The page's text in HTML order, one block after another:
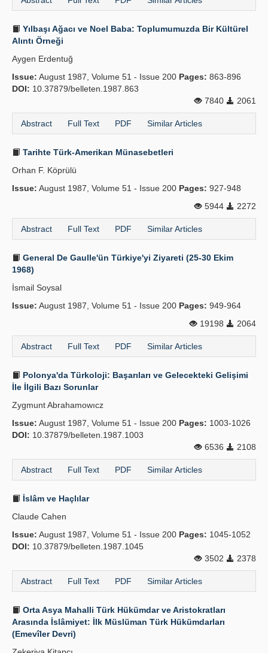
Yılbaşı Ağacı ve Noel Baba: Toplumumuzda Bir Kültürel
Alıntı Örneği
Aygen Erdentuğ
Issue: August 1987, Volume 51 - Issue 200 Pages: 863-896
DOI: 10.37879/belleten.1987.863
7840
2061
Abstract Full Text PDF Similar Articles
Tarihte Türk-Amerikan Münasebetleri
Orhan F. Köprülü
Issue: August 1987, Volume 51 - Issue 200 Pages: 927-948
5944
2272
Abstract Full Text PDF Similar Articles
General De Gaulle'ün Türkiye'yi Ziyareti (25-30 Ekim
1968)
İsmail Soysal
Issue: August 1987, Volume 51 - Issue 200 Pages: 949-964
19198
2064
Abstract Full Text PDF Similar Articles
Polonya'da Türkoloji: Başarıları ve Gelecekteki Gelişimi
İle İlgili Bazı Sorunlar
Zygmunt Abrahamowıcz
Issue: August 1987, Volume 51 - Issue 200 Pages: 1003-1026
DOI: 10.37879/belleten.1987.1003
6536
2108
Abstract Full Text PDF Similar Articles
İslâm ve Haçlılar
Claude Cahen
Issue: August 1987, Volume 51 - Issue 200 Pages: 1045-1052
DOI: 10.37879/belleten.1987.1045
3502
2378
Abstract Full Text PDF Similar Articles
Orta Asya Mahalli Türk Hükümdar ve Aristokratları
Arasında İslâmiyet: İlk Müslüman Türk Hükümdarları
(Emevîler Devri)